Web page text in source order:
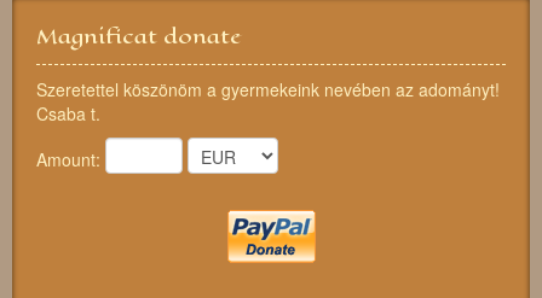
Magnificat donate
Szeretettel köszönöm a gyermekeink nevében az adományt!
Csaba t.
Amount: